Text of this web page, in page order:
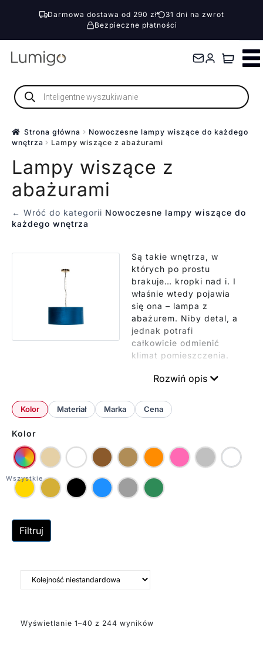
Darmowa dostawa od 290 zł
31 dni na zwrot
Bezpieczne płatności
Przejdź
nawigacji
Przejdź
treściWyszukiwarka
produktów
Strona główna
Nowoczesne lampy wiszące do każdego
wnętrza
Lampy wiszące z abażurami
Lampy wiszące z
abażurami
← Wróć do kategorii Nowoczesne lampy wiszące do
każdego wnętrza
Są takie wnętrza, w
których po prostu
brakuje… kropki nad i. I
właśnie wtedy pojawia
się ona – lampa z
abażurem. Niby detal, a
jednak potrafi
całkowicie odmienić
klimat pomieszczenia.
Lampy wiszące z
sprawdzają się w
salonach, jadalniach,
przedpokojach. Pasują i
do wnętrz
nowoczesnych, i do
tych bardziej
klasycznych. Wszystko
znajdziesz modele w
różnych stylach . Od
dekoracyjne. Tkaniny,
Rozwiń opis
Kolor Materiał Marka Cena
Kolor
Filtruj
Wyświetlanie 1–40 z 244 wyników